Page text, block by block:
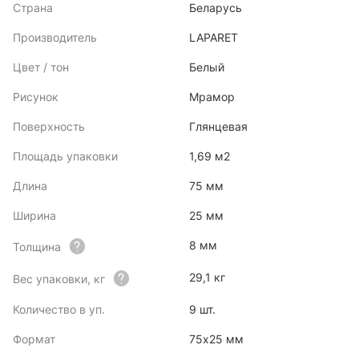
Страна Беларусь
Производитель LAPARET
Цвет / тон Белый
Рисунок Мрамор
Поверхность Глянцевая
Площадь упаковки 1,69 м2
Длина 75 мм
Ширина 25 мм
Толщина 8 мм
Вес упаковки, кг 29,1 кг
Количество в уп. 9 шт.
Формат 75x25 мм